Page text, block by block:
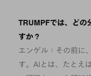
TRUMPFでは、どの
すか？
エンゲル：その前に
す。AIとは、たとえ